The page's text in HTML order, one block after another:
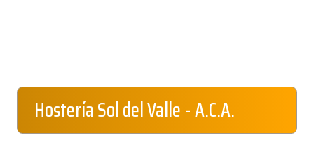
Hostería Sol del Valle - A.C.A.